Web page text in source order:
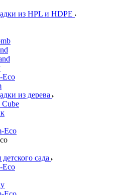
из HPL и HDPE
Eco
из дерева
Cube
Еco
сада
Eco